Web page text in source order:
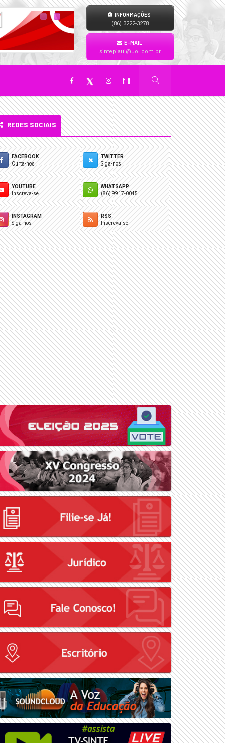
INFORMAÇÕES
(86) 3222-3278
E-MAIL
sintepiaui@uol.com.br
REDES SOCIAIS
FACEBOOK
Curta-nos
TWITTER
Siga-nos
YOUTUBE
Inscreva-se
WHATSAPP
(86) 9917-0045
INSTAGRAM
Siga-nos
RSS
Inscreva-se